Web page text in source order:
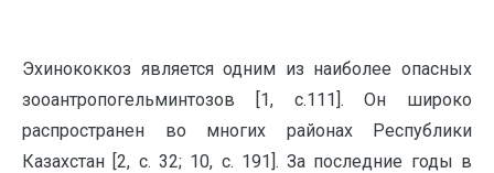
Эхинококкоз является одним из наиболее опасных
зооантропогельминтозов [1, с.111]. Он широко
распространен во многих районах Республики
Казахстан [2, c. 32; 10, с. 191]. За последние годы в